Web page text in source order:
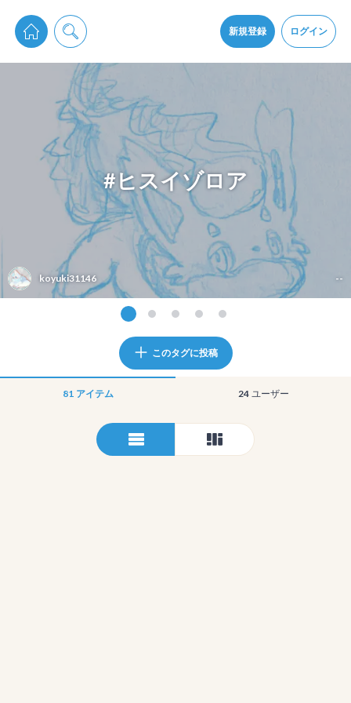
新規登録 ログイン
pixiv Sketchは2024年5月28日付で プライパシーポリシーを改定しました。
通知を受け取るにはここをクリックします
pixiv Sketchアプリでさらに快適に！
アプリをインストール
#ヒスイゾロア
koyuki31146 --
このタグに投稿
81 アイテム 24 ユーザー